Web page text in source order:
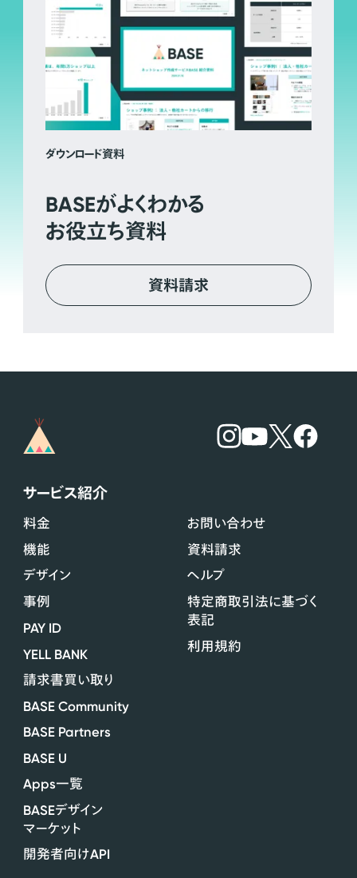
ダウンロード資料
BASEがよくわかる
お役立ち資料
資料請求
サービス紹介
料金
機能
デザイン
事例
PAY ID
YELL BANK
請求書買い取り
BASE Community
BASE Partners
BASE U
Apps一覧
BASEデザイン
マーケット
開発者向けAPI
お問い合わせ
資料請求
ヘルプ
特定商取引法に基づく
表記
利用規約